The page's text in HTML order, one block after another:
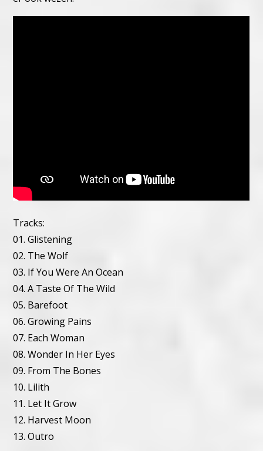
Tracks:
01. Glistening
02. The Wolf
03. If You Were An Ocean
04. A Taste Of The Wild
05. Barefoot
06. Growing Pains
07. Each Woman
08. Wonder In Her Eyes
09. From The Bones
10. Lilith
11. Let It Grow
12. Harvest Moon
13. Outro